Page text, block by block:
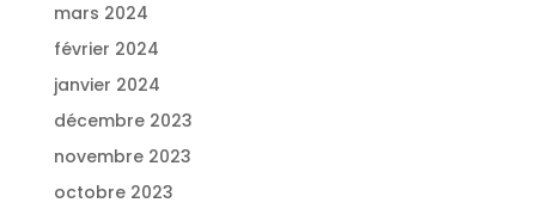
mars 2024
février 2024
janvier 2024
décembre 2023
novembre 2023
octobre 2023